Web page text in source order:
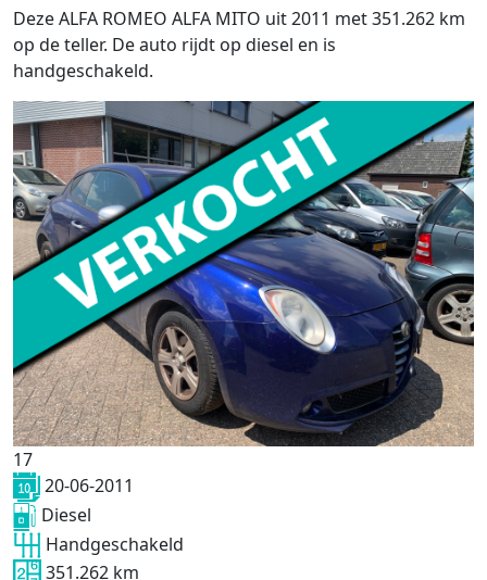
Deze ALFA ROMEO ALFA MITO uit 2011 met 351.262 km
op de teller. De auto rijdt op diesel en is
handgeschakeld.
17
20-06-2011
Diesel
Handgeschakeld
351.262 km